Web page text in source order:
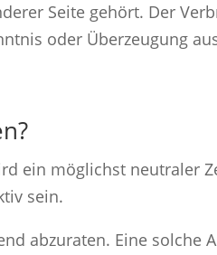
Seite gehört. Der
oder Überzeugung
ein möglichst neutraler
sein.
abzuraten. Eine solche